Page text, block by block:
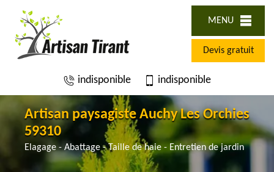
MENU
Devis gratuit
indisponible indisponible
Artisan paysagiste Auchy Les Orchies
59310
Elagage - Abattage - Taille de haie - Entretien de jardin